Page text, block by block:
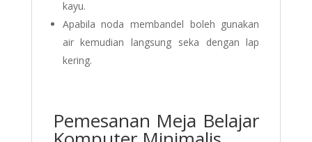
kayu.
Apabila noda membandel boleh gunakan
air kemudian langsung seka dengan lap
kering.
Pemesanan Meja Belajar